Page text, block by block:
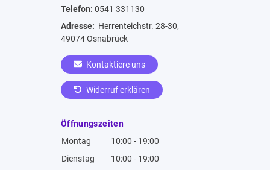
Telefon: 0541 331130
Adresse: Herrenteichstr. 28-30,
49074 Osnabrück
Kontaktiere uns
Widerruf erklären
Öffnungszeiten
Montag
10:00 - 19:00
Dienstag
10:00 - 19:00